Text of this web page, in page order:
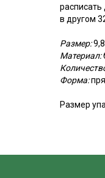
расписать
в другом
Размер:
Материал:
Форма:
Размер